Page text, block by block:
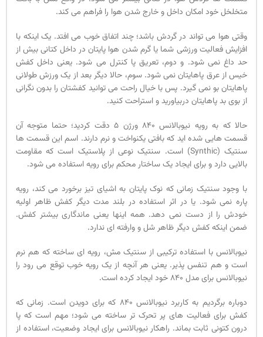
متخلخل خود امکان داخل و خارج شدن هوا را فراهم می کند.
وقتی هوا می تواند در گردش باشد؛ چند اتفاق خوب می افتد. یک اینکه با
افزایش فعالیت ورزشی شما یا گرم شدن هوا پایتان در داخل کتانی بیش از
حد داغ نمی شود. و دوم، تعریق پا کنترل می شود. یعنی داخل کفش
خیس از عرق پاهایتان نمی شود. سوم، حالا دیگر بعد از یک ورزش طولانی
پاهایتان بو نمی گیرد. پس با خیال راحت می توانید کفشتان را بدون نگرانی
از بوی بد پاهایتان دربیاورید و استراحت کنید.
حالا که به رویه نیوبالانس 840 ورژن 5 دقت کردید؛ حتما متوجه آن
قسمت هایی شده اید که بافتی یکنواخت و نرم دارند. اسم این قسمت ها
سنتیک (Synthic) است. سنتیک نوعی از پلاستیک است که مقاومت
بالایی دارد و برای ایجاد یک ساختار محکم برای رویه استفاده می شود.
با وجود سنتیک زمانی که نوک پایتان به اشیای تیز برخورد می کند، رویه
پاره نمی شود. یا در اثر استفاده در بلند مدت دیگر کفش ظاهر اولیه
خودش را از دست نمی دهد. همه اینها یعنی ماندگاری بیشتر کفش.
ضمن اینکه کفش دیگر ظاهر شل و وارفته ای ندارد.
نیوبالانس با استفاده ترکیبی از سنتیک مش، رویه ای ساخته که هم نرم
است و هم تنفس پذیر. یعنی هر آنچه از یک رویه خوب توقع می رود را
نیوبالانس برای مدل 840 خود ایجاد کرده است.
دوباره برگردیم به کاربرد نیوبالانس 840 که برای دویدن است. زمانی که
کفش برای فعالیت های پر تحرک تر ساخته می شود؛ مهم است که پا
درون کتونی ثابت بماند. راهکار نیوبالانس برای ایجاد وضعیت، استفاده از